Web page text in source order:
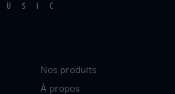
Nos produits
À propos